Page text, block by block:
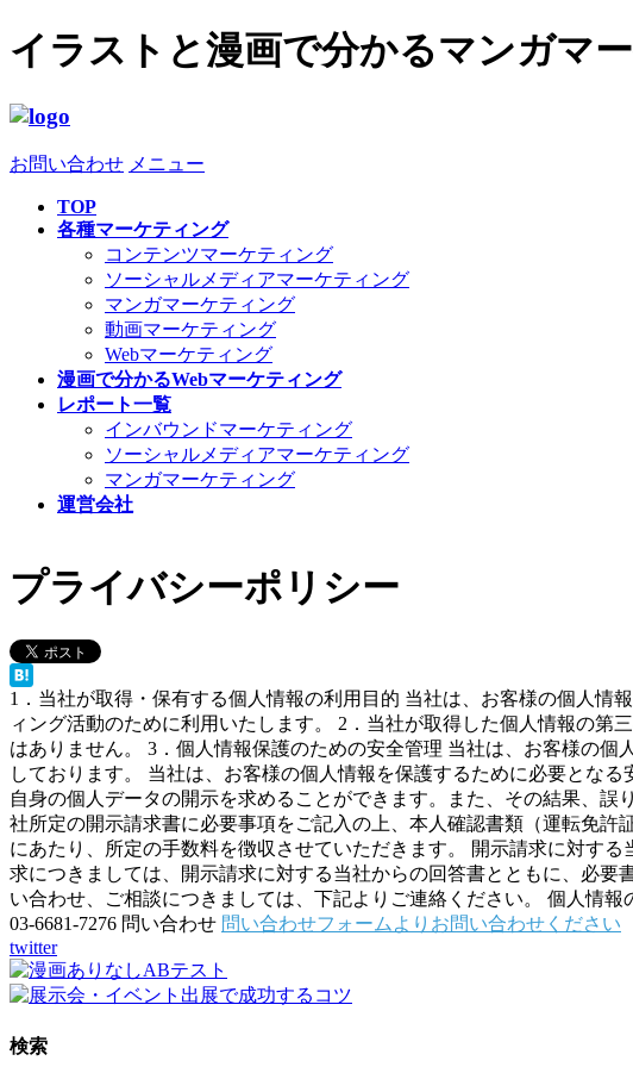
イラストと漫画で分かるマンガマ
お問い合わせ メニュー
TOP
各種マーケティング
コンテンツマーケティング
ソーシャルメディアマーケティング
マンガマーケティング
動画マーケティング
Webマーケティング
漫画で分かるWebマーケティング
レポート一覧
インバウンドマーケティング
ソーシャルメディアマーケティング
マンガマーケティング
運営会社
プライバシーポリシー
1．当社が取得・保有する個人情報の利用目的 当社は、お客様の個人
ィング活動のために利用いたします。 2．当社が取得した個人情報の
はありません。 3．個人情報保護のための安全管理 当社は、お客様の
しております。 当社は、お客様の個人情報を保護するために必要とな
自身の個人データの開示を求めることができます。また、その結果、
社所定の開示請求書に必要事項をご記入の上、本人確認書類（運転免
にあたり、所定の手数料を徴収させていただきます。 開示請求に対す
求につきましては、開示請求に対する当社からの回答書とともに、必
い合わせ、ご相談につきましては、下記よりご連絡ください。 個人情
03-6681-7276 問い合わせ 問い合わせフォームよりお問い合わせください
twitter
検索